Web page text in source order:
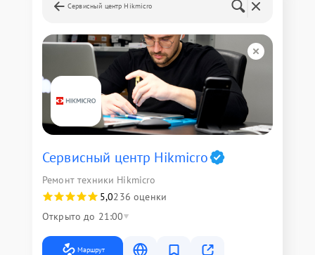
Сервисный центр Hikmicro
Сервисный центр Hikmicro
Ремонт техники Hikmicro
5,0236 оценки
Открыто до 21:00
Маршрут